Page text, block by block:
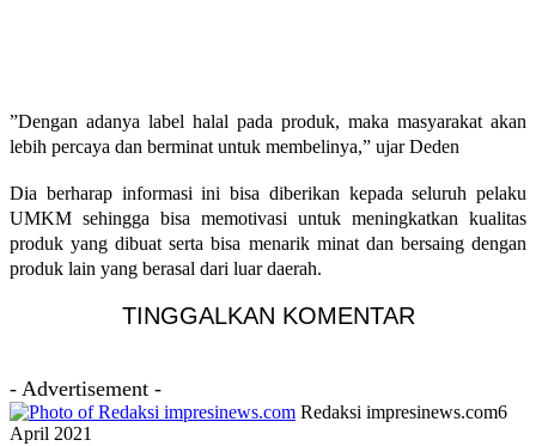
”Dengan adanya label halal pada produk, maka masyarakat akan
lebih percaya dan berminat untuk membelinya,” ujar Deden
Dia berharap informasi ini bisa diberikan kepada seluruh pelaku
UMKM sehingga bisa memotivasi untuk meningkatkan kualitas
produk yang dibuat serta bisa menarik minat dan bersaing dengan
produk lain yang berasal dari luar daerah.
TINGGALKAN KOMENTAR
- Advertisement -
Redaksi impresinews.com6
April 2021